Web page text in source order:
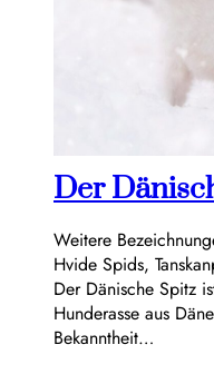
Der
Weitere
Hvide Spids,
Der Dänische Spitz
Hunderasse aus
Bekanntheit…